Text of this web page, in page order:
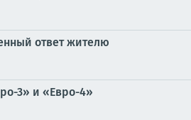
ответ жителю
3» и «Евро-4»